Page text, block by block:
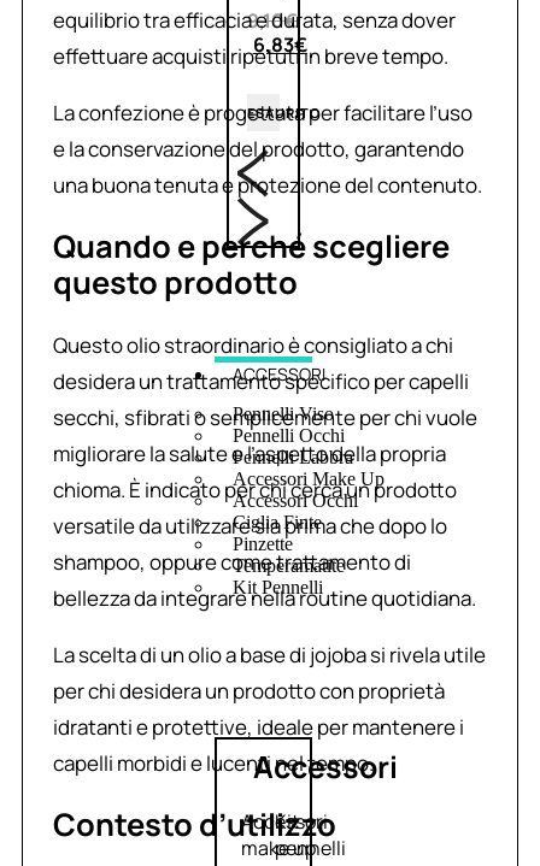
9,10€
6,83€
ESAURITO
ACCESSORI
Pennelli Viso
Pennelli Occhi
Pennelli Labbra
Accessori Make Up
Accessori Occhi
Ciglia Finte
Pinzette
Temperamatite
Kit Pennelli
Accessori
Accessori
make up
Kit
pennelli
equilibrio tra efficacia e durata, senza dover
effettuare acquisti ripetuti in breve tempo.
La confezione è progettata per facilitare l’uso
e la conservazione del prodotto, garantendo
una buona tenuta e protezione del contenuto.
Quando e perché scegliere
questo prodotto
Questo olio straordinario è consigliato a chi
desidera un trattamento specifico per capelli
secchi, sfibrati o semplicemente per chi vuole
migliorare la salute e l’aspetto della propria
chioma. È indicato per chi cerca un prodotto
versatile da utilizzare sia prima che dopo lo
shampoo, oppure come trattamento di
bellezza da integrare nella routine quotidiana.
La scelta di un olio a base di jojoba si rivela utile
per chi desidera un prodotto con proprietà
idratanti e protettive, ideale per mantenere i
capelli morbidi e lucenti nel tempo.
Contesto d’utilizzo